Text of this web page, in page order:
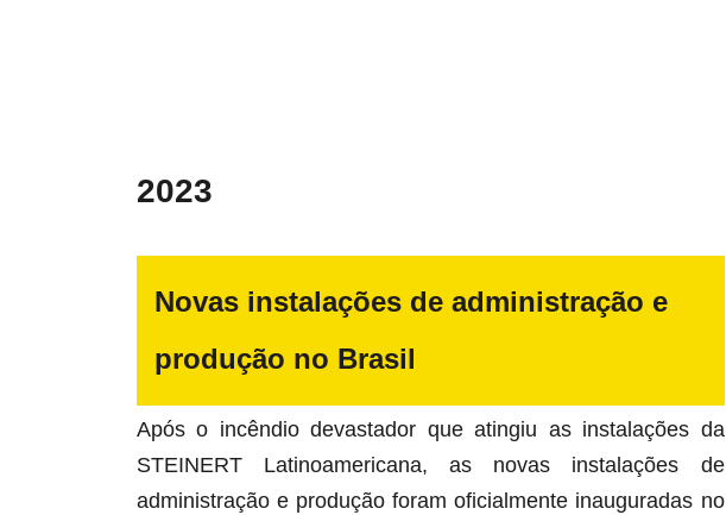
Novas instalações de administração e
produção no Brasil
2023
Após o incêndio devastador que atingiu as instalações da
STEINERT Latinoamericana, as novas instalações de
administração e produção foram oficialmente inauguradas no